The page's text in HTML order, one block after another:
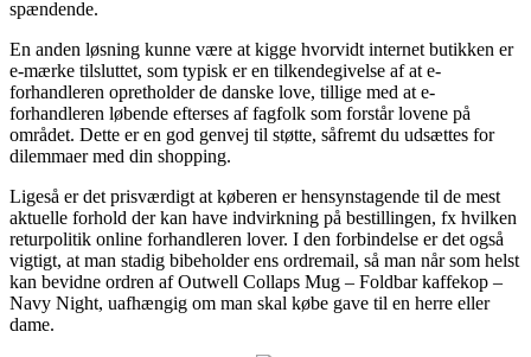
spændende.
En anden løsning kunne være at kigge hvorvidt internet butikken er
e-mærke tilsluttet, som typisk er en tilkendegivelse af at e-
forhandleren opretholder de danske love, tillige med at e-
forhandleren løbende efterses af fagfolk som forstår lovene på
området. Dette er en god genvej til støtte, såfremt du udsættes for
dilemmaer med din shopping.
Ligeså er det prisværdigt at køberen er hensynstagende til de mest
aktuelle forhold der kan have indvirkning på bestillingen, fx hvilken
returpolitik online forhandleren lover. I den forbindelse er det også
vigtigt, at man stadig bibeholder ens ordremail, så man når som helst
kan bevidne ordren af Outwell Collaps Mug – Foldbar kaffekop –
Navy Night, uafhængig om man skal købe gave til en herre eller
dame.